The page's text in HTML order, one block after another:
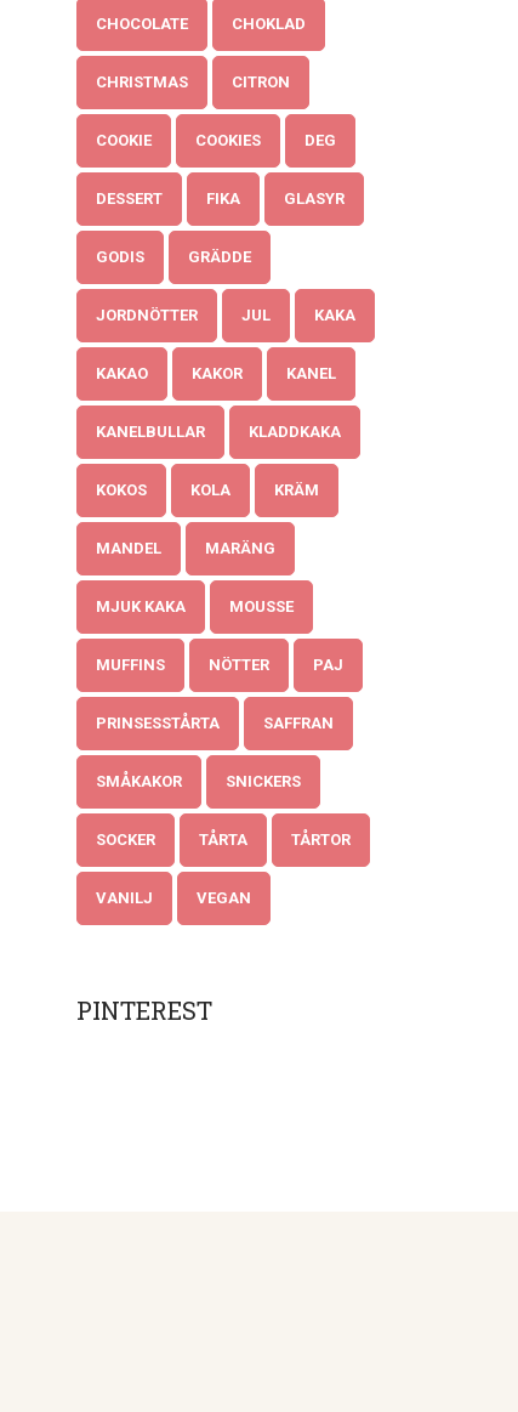
CHOCOLATE CHOKLAD
CHRISTMAS CITRON
COOKIE COOKIES DEG
DESSERT FIKA GLASYR
GODIS GRÄDDE
JORDNÖTTER JUL KAKA
KAKAO KAKOR KANEL
KANELBULLAR KLADDKAKA
KOKOS KOLA KRÄM
MANDEL MARÄNG
MJUK KAKA MOUSSE
MUFFINS NÖTTER PAJ
PRINSESSTÅRTA SAFFRAN
SMÅKAKOR SNICKERS
SOCKER TÅRTA TÅRTOR
VANILJ VEGAN
PINTEREST